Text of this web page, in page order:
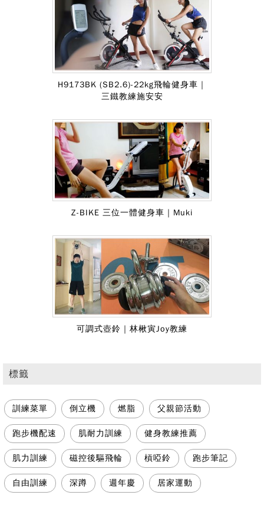
H9173BK (SB2.6)-22kg飛輪健身車｜
三鐵教練施安安
Z-BIKE 三位一體健身車｜Muki
可調式壺鈴｜林楸寅Joy教練
標籤
訓練菜單 倒立機 燃脂 父親節活動
跑步機配速 肌耐力訓練 健身教練推薦
肌力訓練 磁控後驅飛輪 槓啞鈴 跑步筆記
自由訓練 深蹲 週年慶 居家運動